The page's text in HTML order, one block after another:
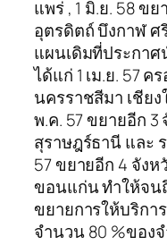
แพร่ , 1 มิ.ย. 58 ข
อุตรดิตถ์ บึงกาฬ ศ
แผนเดิมที่ประกาศ
ได้แก่ 1 เม.ย. 57 ค
นครราชสีมา เชีย
พ.ค. 57 ขยายอีก
สุราษฎร์ธานี และ
57 ขยายอีก 4 จัง
ขอนแก่น ทำให้จน
ขยายการให้บริก
จำนวน 80 %ของ